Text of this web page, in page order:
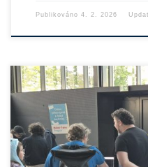
Publikováno 4. 2. 2026
Náš Ústav přístrojové a řídicí